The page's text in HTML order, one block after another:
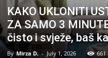
KAKO UKLONITI
ZA SAMO 3
čisto i svježe, baš
By Mirza D. - July 1, 2026 661